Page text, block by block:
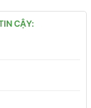
CẬY: